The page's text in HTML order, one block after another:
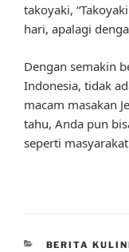
takoyaki,
hari, apalagi
Dengan semakin
Indonesia, tidak
macam masakan
tahu, Anda pun
seperti
CATEGORIES
BERITA